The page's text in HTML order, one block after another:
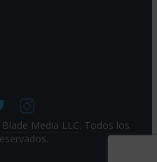
Blade Media LLC. Todos los